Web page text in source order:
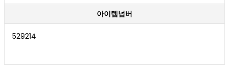
아이템넘버
529214